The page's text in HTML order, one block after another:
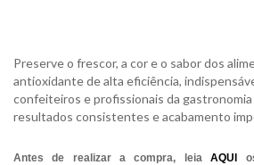
Preserve o frescor, a cor e o sabor dos
antioxidante de alta eficiência,
confeiteiros e profissionais da
resultados consistentes e acabamento
Antes de realizar a compra, leiaAQUI